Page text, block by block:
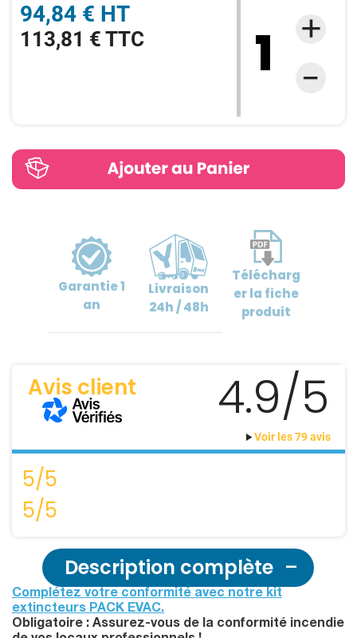
94,84 € HT
113,81 € TTC
Garantie1
an
Livraison
24h / 48h
Télécharg
erla fiche
produit
Avis client 4.9/5
Voir les 79 avis
5/5
5/5
Description complète
Complétez votre conformité avec notre kit
extincteurs PACK EVAC.
Obligatoire : Assurez-vous de la conformité incendie